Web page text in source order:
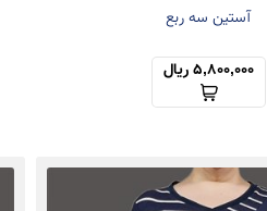
آستین سه ربع
5,800,000 ریال